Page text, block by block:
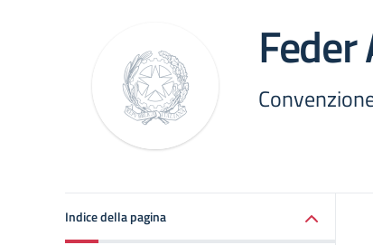
Feder
Indice della pagina